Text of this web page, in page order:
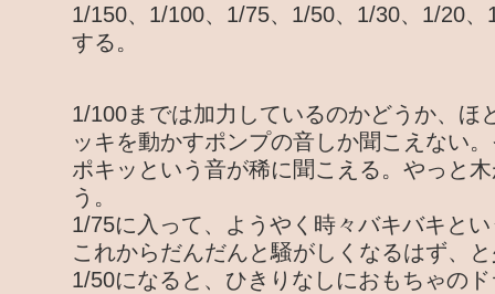
1/150、1/100、1/75、1/50、1/30、1/20
する。
1/100までは加力しているのかどうか、ほ
ッキを動かすポンプの音しか聞こえない
ポキッという音が稀に聞こえる。やっと
う。
1/75に入って、ようやく時々バキバキと
これからだんだんと騒がしくなるはず、
1/50になると、ひきりなしにおもちゃの